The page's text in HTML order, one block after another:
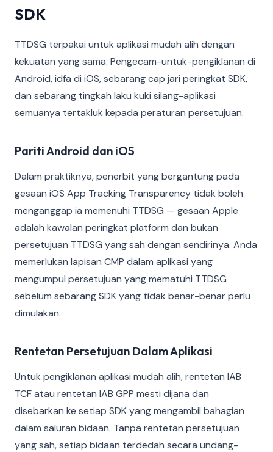
SDK
TTDSG terpakai untuk aplikasi mudah alih dengan
kekuatan yang sama. Pengecam-untuk-pengiklanan di
Android, idfa di iOS, sebarang cap jari peringkat SDK,
dan sebarang tingkah laku kuki silang-aplikasi
semuanya tertakluk kepada peraturan persetujuan.
Pariti Android dan iOS
Dalam praktiknya, penerbit yang bergantung pada
gesaan iOS App Tracking Transparency tidak boleh
menganggap ia memenuhi TTDSG — gesaan Apple
adalah kawalan peringkat platform dan bukan
persetujuan TTDSG yang sah dengan sendirinya. Anda
memerlukan lapisan CMP dalam aplikasi yang
mengumpul persetujuan yang mematuhi TTDSG
sebelum sebarang SDK yang tidak benar-benar perlu
dimulakan.
Rentetan Persetujuan Dalam Aplikasi
Untuk pengiklanan aplikasi mudah alih, rentetan IAB
TCF atau rentetan IAB GPP mesti dijana dan
disebarkan ke setiap SDK yang mengambil bahagian
dalam saluran bidaan. Tanpa rentetan persetujuan
yang sah, setiap bidaan terdedah secara undang-